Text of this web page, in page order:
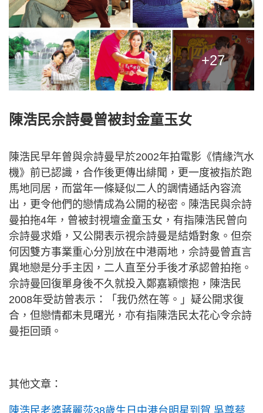
+27
陳浩民佘詩曼曾被封金童玉女
陳浩民早年曾與佘詩曼早於2002年拍電影《情緣汽水
機》前已認識，合作後更傳出緋聞，更一度被指於跑
馬地同居，而當年一條疑似二人的調情通話內容流
出，更令他們的戀情成為公開的秘密。陳浩民與佘詩
曼拍拖4年，曾被封視壇金童玉女，有指陳浩民曾向
佘詩曼求婚，又公開表示視佘詩曼是結婚對象。但奈
何因雙方事業重心分別放在中港兩地，佘詩曼曾直言
異地戀是分手主因，二人直至分手後才承認曾拍拖。
佘詩曼回復單身後不久就投入鄭嘉穎懷抱，陳浩民
2008年受訪曾表示：「我仍然在等。」疑公開求復
合，但戀情都未見曙光，亦有指陳浩民太花心令佘詩
曼拒回頭。
其他文章：